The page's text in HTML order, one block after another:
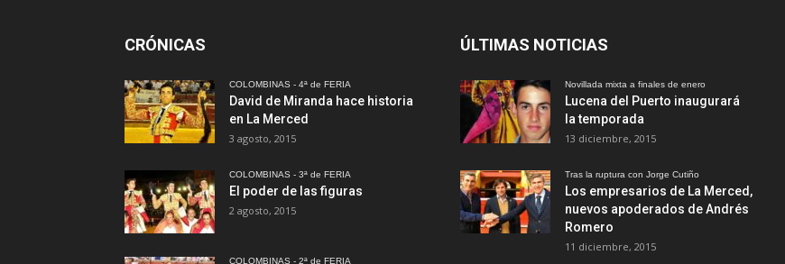
CRÓNICAS
COLOMBINAS - 4ª de FERIA
David de Miranda hace historia
en La Merced
3 agosto, 2015
COLOMBINAS - 3ª de FERIA
El poder de las figuras
2 agosto, 2015
COLOMBINAS - 2ª de FERIA
ÚLTIMAS NOTICIAS
Novillada mixta a finales de enero
Lucena del Puerto inaugurará
la temporada
13 diciembre, 2015
Tras la ruptura con Jorge Cutiño
Los empresarios de La Merced,
nuevos apoderados de Andrés
Romero
11 diciembre, 2015